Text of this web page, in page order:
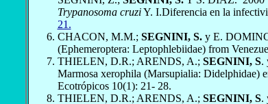
Trypanosoma cruziY. I.Diferencia en la
21.
CHACON, M.M.; SEGNINI, S. y E.
(Ephemeroptera: Leptophlebiidae) from
THIELEN, D.R.; ARENDS, A.; SEGNINI, S.
Marmosa xerophila (Marsupialia: Didelphidae)
Ecotrópicos 10(1): 21- 28.
THIELEN, D.R.; ARENDS, A.; SEGNINI, S.